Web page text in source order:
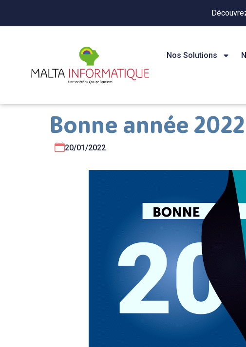
Nos Solutions
Bonne année 2022
20/01/2022